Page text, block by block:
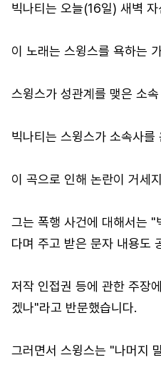
빅나티는 오늘(16일) 새벽
이 노래는 스윙스를 욕하는
스윙스가 성관계를 맺은 소
빅나티는 스윙스가 소속사
이 곡으로 인해 논란이 거세
그는 폭행 사건에 대해서는
다며 주고 받은 문자 내용도
저작 인접권 등에 관한 주장
겠나"라고 반문했습니다.
그러면서 스윙스는 "나머지